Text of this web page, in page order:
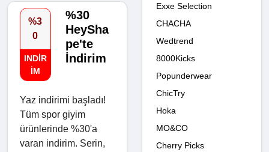
%3
0
INDIR
IM
%30
HeySha
pe'te
İndirim
Yaz indirimi başladı!
Tüm spor giyim
ürünlerinde %30'a
varan indirim. Serin,
Exxe Selection
CHACHA
Wedtrend
8000Kicks
Popunderwear
ChicTry
Hoka
MO&CO
Cherry Picks